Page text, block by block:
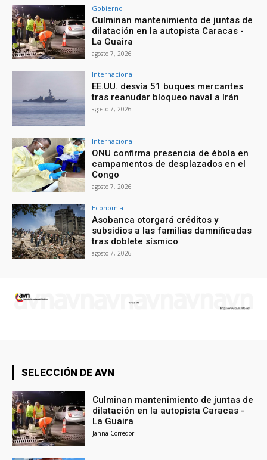
Gobierno
Culminan mantenimiento de juntas de
dilatación en la autopista Caracas -
La Guaira
agosto 7, 2026
Internacional
EE.UU. desvía 51 buques mercantes
tras reanudar bloqueo naval a Irán
agosto 7, 2026
Internacional
ONU confirma presencia de ébola en
campamentos de desplazados en el
Congo
agosto 7, 2026
Economía
Asobanca otorgará créditos y
subsidios a las familias damnificadas
tras doblete sísmico
agosto 7, 2026
SELECCIÓN DE AVN
Culminan mantenimiento de juntas de
dilatación en la autopista Caracas -
La Guaira
Janna Corredor